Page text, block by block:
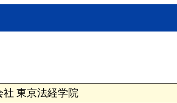
社 東京法経学院